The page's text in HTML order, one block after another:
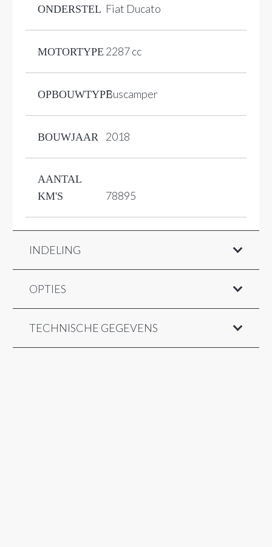
ONDERSTEL Fiat Ducato
MOTORTYPE 2287 cc
OPBOUWTYPEBuscamper
BOUWJAAR 2018
AANTAL
KM'S
78895
INDELING
OPTIES
TECHNISCHE GEGEVENS